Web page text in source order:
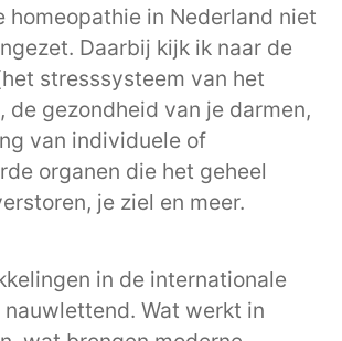
homeopathie in Nederland niet
Daarbij kijk ik naar de
stresssysteem van het
de gezondheid van je darmen,
van individuele of
organen die het geheel
je ziel en meer.
in de internationale
Wat werkt in